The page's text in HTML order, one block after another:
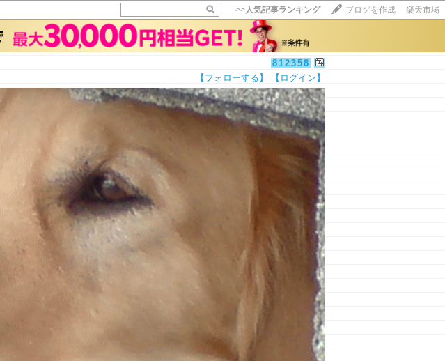
>>人気記事ランキング ブログを作成 楽天市場
812358
【フォローする】 【ログイン】